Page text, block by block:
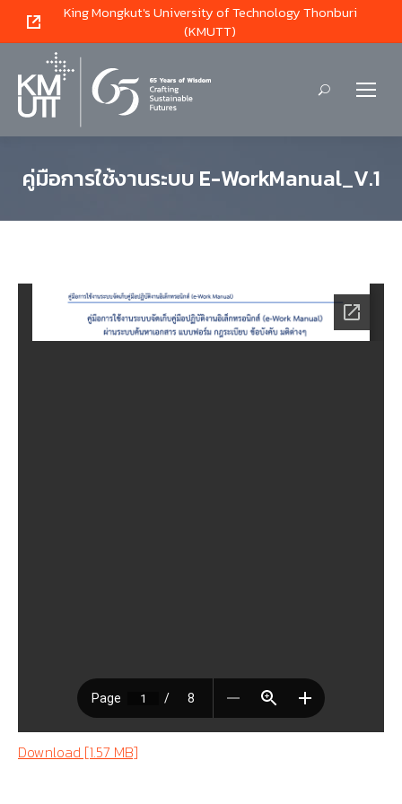
King Mongkut's University of Technology Thonburi
(KMUTT)
Search:
คู่มือการใช้งานระบบ E-WorkManual_V.1
Download [1.57 MB]